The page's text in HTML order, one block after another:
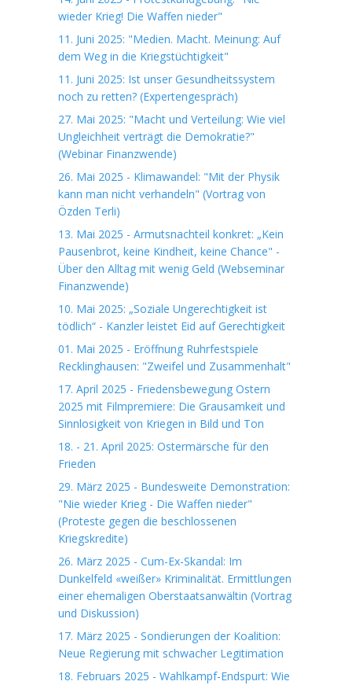
wieder Krieg! Die Waffen nieder"
11. Juni 2025: "Medien. Macht. Meinung: Auf
dem Weg in die Kriegstüchtigkeit"
11. Juni 2025: Ist unser Gesundheitssystem
noch zu retten? (Expertengespräch)
27. Mai 2025: "Macht und Verteilung: Wie viel
Ungleichheit verträgt die Demokratie?"
(Webinar Finanzwende)
26. Mai 2025 - Klimawandel: "Mit der Physik
kann man nicht verhandeln" (Vortrag von
Özden Terli)
13. Mai 2025 - Armutsnachteil konkret: „Kein
Pausenbrot, keine Kindheit, keine Chance" -
Über den Alltag mit wenig Geld (Webseminar
Finanzwende)
10. Mai 2025: „Soziale Ungerechtigkeit ist
tödlich“ - Kanzler leistet Eid auf Gerechtigkeit
01. Mai 2025 - Eröffnung Ruhrfestspiele
Recklinghausen: "Zweifel und Zusammenhalt"
17. April 2025 - Friedensbewegung Ostern
2025 mit Filmpremiere: Die Grausamkeit und
Sinnlosigkeit von Kriegen in Bild und Ton
18. - 21. April 2025: Ostermärsche für den
Frieden
29. März 2025 - Bundesweite Demonstration:
"Nie wieder Krieg - Die Waffen nieder"
(Proteste gegen die beschlossenen
Kriegskredite)
26. März 2025 - Cum-Ex-Skandal: Im
Dunkelfeld «weißer» Kriminalität. Ermittlungen
einer ehemaligen Oberstaatsanwältin (Vortrag
und Diskussion)
17. März 2025 - Sondierungen der Koalition:
Neue Regierung mit schwacher Legitimation
18. Februars 2025 - Wahlkampf-Endspurt: Wie